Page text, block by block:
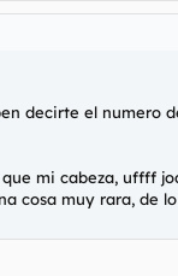
decirte el numero
mi cabeza, uffff
cosa muy rara, de